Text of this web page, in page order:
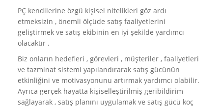
Analiz Plus İK Danışmanlık
Diğer
Temsilcilikler
IMC - Integral Management Consulting
Diğer
Organizasyon Şemamız
Belgelerimiz
PÇ kendilerine özgü kişisel nitelikleri göz ardı
etmeksizin , önemli ölçüde satış faaliyetlerini
geliştirmek ve satış ekibinin en iyi şekilde yardımcı
olacaktır .
Biz onların hedefleri , görevleri , müşteriler , faaliyetleri
ve tazminat sistemi yapılandırarak satış gücünün
etkinliğini ve motivasyonunu artırmak yardımcı olabilir.
Ayrıca gerçek hayatta kişiselleştirilmiş geribildirim
sağlayarak , satış planını uygulamak ve satış gücü koç